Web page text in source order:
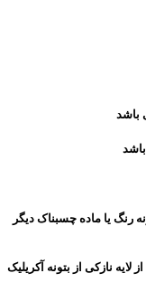
باشد
یا ماده چسبناک دیگر
نازکی از بتونه آکریلیک